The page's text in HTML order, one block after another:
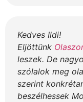
Kedves Ildi!
Eljöttünk
leszek. De
szólalok meg
szerint
beszélhessek